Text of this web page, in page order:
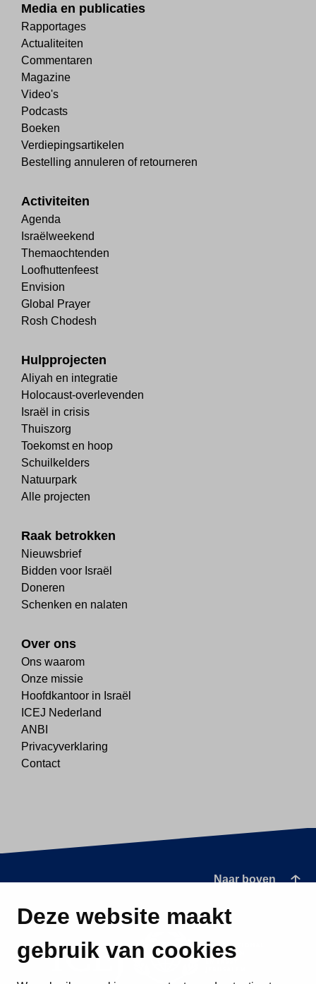
Deze website maakt
gebruik van cookies
Media en publicaties
Rapportages
Actualiteiten
Commentaren
Magazine
Video's
Podcasts
Boeken
Verdiepingsartikelen
Bestelling annuleren of retourneren
Activiteiten
Agenda
Israëlweekend
Themaochtenden
Loofhuttenfeest
Envision
Global Prayer
Rosh Chodesh
Hulpprojecten
Aliyah en integratie
Holocaust-overlevenden
Israël in crisis
Thuiszorg
Toekomst en hoop
Schuilkelders
Natuurpark
Alle projecten
Raak betrokken
Nieuwsbrief
Bidden voor Israël
Doneren
Schenken en nalaten
Over ons
Ons waarom
Onze missie
Hoofdkantoor in Israël
ICEJ Nederland
ANBI
Privacyverklaring
Contact
Naar boven